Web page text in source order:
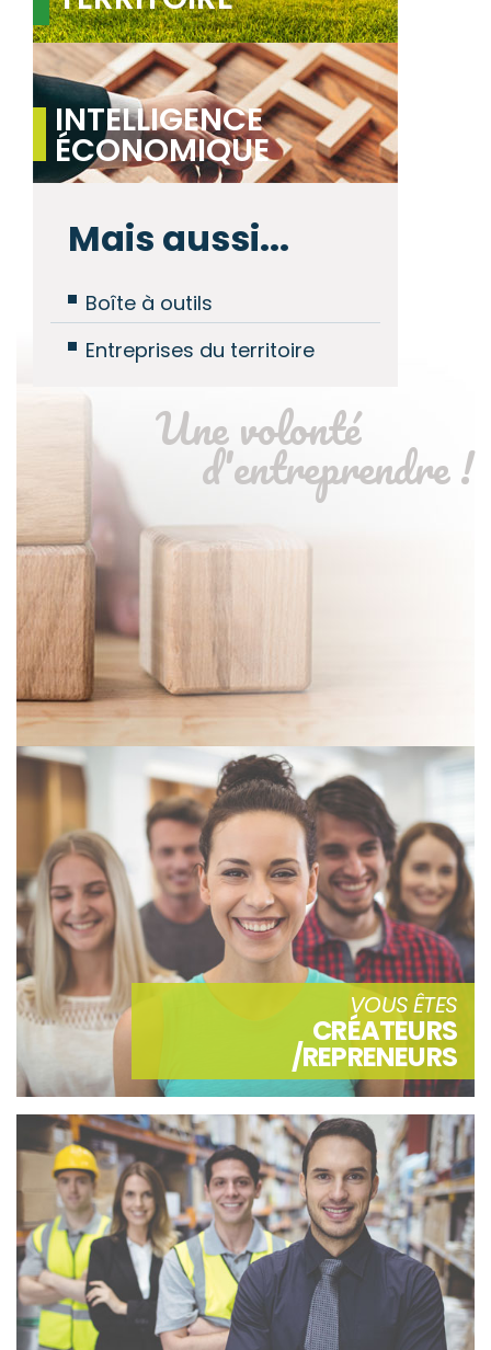
INTELLIGENCE
ÉCONOMIQUE
Mais aussi...
Boîte à outils
Entreprises du territoire
Une volonté
d'entreprendre !
VOUS ÊTES
CRÉATEURS
/REPRENEURS